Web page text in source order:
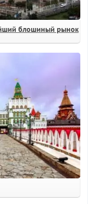
блошиный рынок